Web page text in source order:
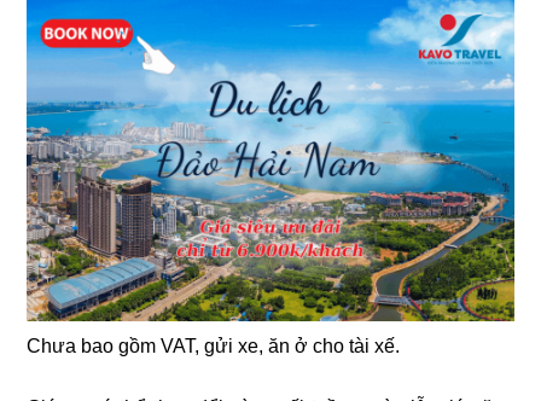
Chưa bao gồm VAT, gửi xe, ăn ở cho tài xế.